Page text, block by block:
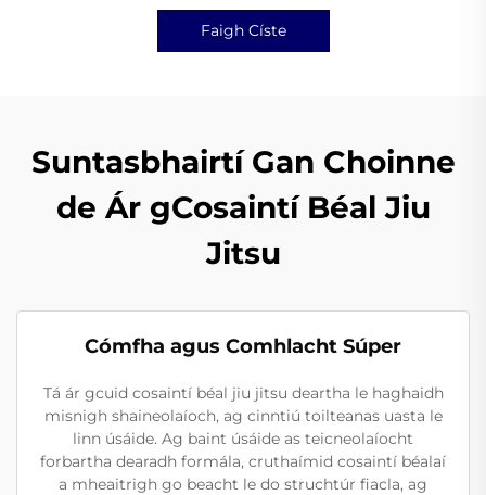
Faigh Císte
Suntasbhairtí Gan Choinne
de Ár gCosaintí Béal Jiu
Jitsu
Cómfha agus Comhlacht Súper
Tá ár gcuid cosaintí béal jiu jitsu deartha le haghaidh
misnigh shaineolaíoch, ag cinntiú toilteanas uasta le
linn úsáide. Ag baint úsáide as teicneolaíocht
forbartha dearadh formála, cruthaímid cosaintí béalaí
a mheaitrigh go beacht le do struchtúr fiacla, ag